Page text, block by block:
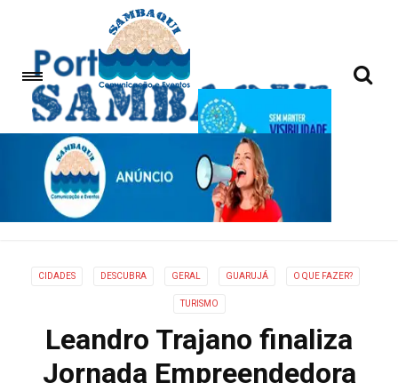
CIDADES DESCUBRA GERAL GUARUJÁ O QUE FAZER?
TURISMO
Leandro Trajano finaliza
Jornada Empreendedora